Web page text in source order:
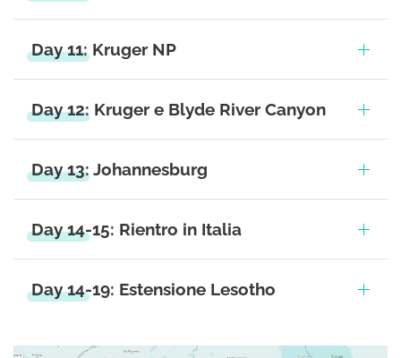
Day 11: Kruger NP
Day 12: Kruger e Blyde River Canyon
Day 13: Johannesburg
Day 14-15: Rientro in Italia
Day 14-19: Estensione Lesotho